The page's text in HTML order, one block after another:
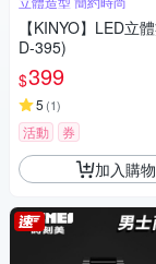
【KINYO】LED立
D-395)
$399
5 (1)
活動 券
加入購